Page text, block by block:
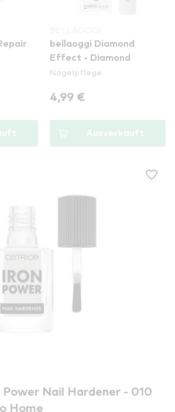
bellaoggi Diamond
Effect - Diamond
Nagelpflege
4,99 €
Ausverkauft
Power Nail Hardener - 010
Home